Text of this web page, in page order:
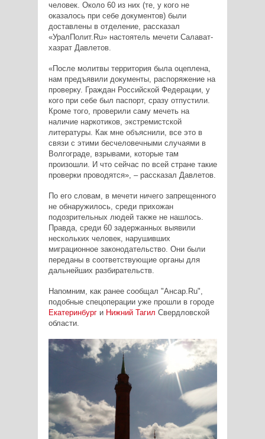
человек. Около 60 из них (те, у кого не
оказалось при себе документов) были
доставлены в отделение, рассказал
«УралПолит.Ru» настоятель мечети Салават-
хазрат Давлетов.
«После молитвы территория была оцеплена,
нам предъявили документы, распоряжение на
проверку. Граждан Российской Федерации, у
кого при себе был паспорт, сразу отпустили.
Кроме того, проверили саму мечеть на
наличие наркотиков, экстремистской
литературы. Как мне объяснили, все это в
связи с этими бесчеловечными случаями в
Волгограде, взрывами, которые там
произошли. И что сейчас по всей стране такие
проверки проводятся», – рассказал Давлетов.
По его словам, в мечети ничего запрещенного
не обнаружилось, среди прихожан
подозрительных людей также не нашлось.
Правда, среди 60 задержанных выявили
нескольких человек, нарушивших
миграционное законодательство. Они были
переданы в соответствующие органы для
дальнейших разбирательств.
Напомним, как ранее сообщал "Ансар.Ru",
подобные спецоперации уже прошли в городе
Екатеринбурги Нижний Тагил Свердловской
области.